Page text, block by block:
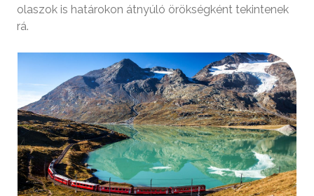
olaszok is határokon átnyúló örökségként tekintenek
rá.